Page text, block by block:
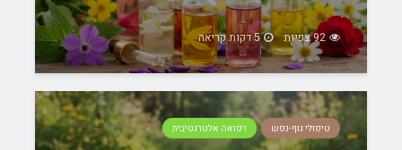
92 צפיות 5 דקות קריאה
טיפולי גוף-נפש רפואה אלטרנטיבית